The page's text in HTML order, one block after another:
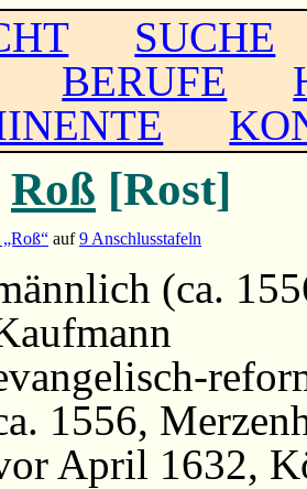
SUCHE
BERUFE
Roß [Rost]
„Roß“ auf9 Anschlusstafeln
(ca.
1556,
April 1632,